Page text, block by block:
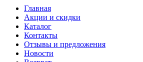
Главная
Акции и скидки
Каталог
Контакты
Отзывы и предложения
Новости